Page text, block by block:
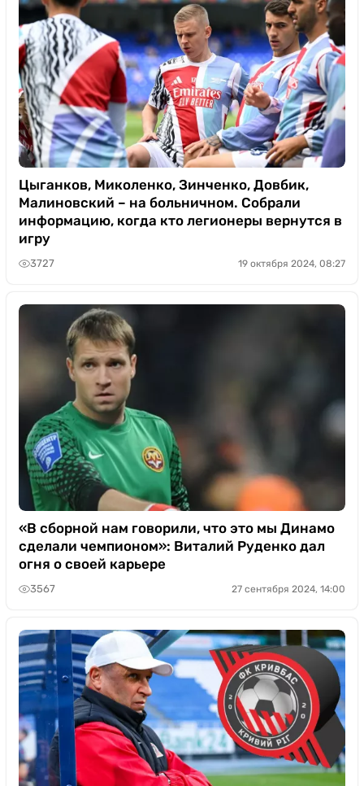
Цыганков, Миколенко, Зинченко, Довбик,
Малиновский – на больничном. Собрали
информацию, когда кто легионеры вернутся в
игру
3727 19 октября 2024, 08:27
«В сборной нам говорили, что это мы Динамо
сделали чемпионом»: Виталий Руденко дал
огня о своей карьере
3567 27 сентября 2024, 14:00